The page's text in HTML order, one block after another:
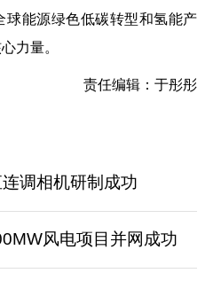
球能源绿色低碳转型和氢能产
力量。
责任编辑：于彤彤
调相机研制成功
风电项目并网成功